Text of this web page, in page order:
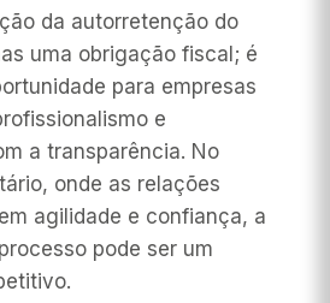
da autorretenção do
uma obrigação fiscal; é
para empresas
e
a transparência. No
onde as relações
agilidade e confiança, a
pode ser um